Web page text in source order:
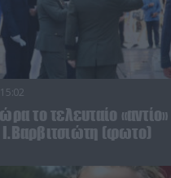
το τελευταίο
(φωτο)